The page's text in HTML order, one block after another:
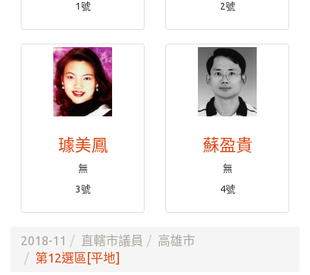
1號
2號
璩美鳳
無
3號
蘇盈貴
無
4號
2018-11 直轄市議員
高雄市
第12選區[平地]